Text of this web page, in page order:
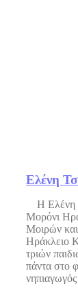
Ελένη
Η Ελένη
Μορόνι
Μοιρών και
Ηράκλειο
τριών
πάντα στο